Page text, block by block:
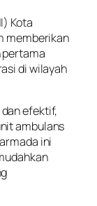
Kota
memberikan
pertama
di wilayah
efektif,
ambulans
ini